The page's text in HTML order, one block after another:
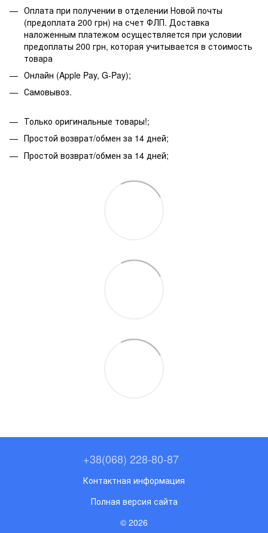
Оплата при получении в отделении Новой почты
(предоплата 200 грн) на счет ФЛП. Доставка
наложенным платежом осуществляется при условии
предоплаты 200 грн, которая учитывается в стоимость
товара
Онлайн (Apple Pay, G-Pay);
Самовывоз.
Только оригинальные товары!;
Простой возврат/обмен за 14 дней;
Простой возврат/обмен за 14 дней;
+38(068) 228-80-87
Контактная информация
Полная версия сайта
© 2026